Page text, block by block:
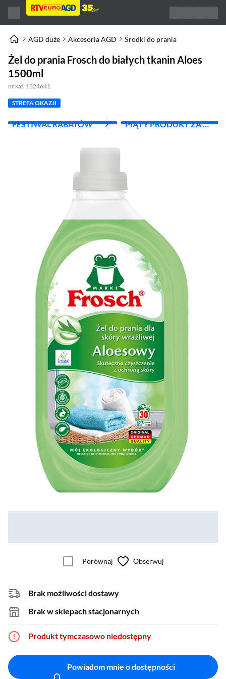
AGD duże Akcesoria AGD Środki do prania
Żel do prania Frosch do białych tkanin Aloes
1500ml
nr kat. 1324641
STREFA OKAZJI
FESTIWAL RABATÓW
PIĄTY PRODUKT ZA 1
Porównaj Obserwuj
Brak możliwości dostawy
Brak w sklepach stacjonarnych
Produkt tymczasowo niedostępny
Powiadom mnie o dostępności